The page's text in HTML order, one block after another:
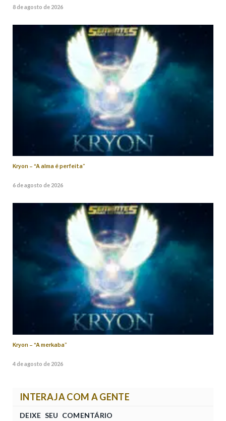
8 de agosto de 2026
Kryon – “A alma é perfeita”
6 de agosto de 2026
Kryon – “A merkaba”
4 de agosto de 2026
INTERAJA COM A GENTE
DEIXE SEU COMENTÁRIO